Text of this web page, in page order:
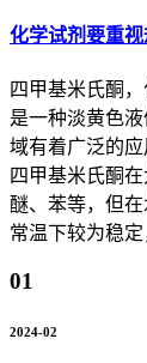
化学试剂要重
四甲基米氏酮
是一种淡黄色
域有着广泛的应
四甲基米氏酮
醚、苯等，但
常温下较为稳
01
2024-02